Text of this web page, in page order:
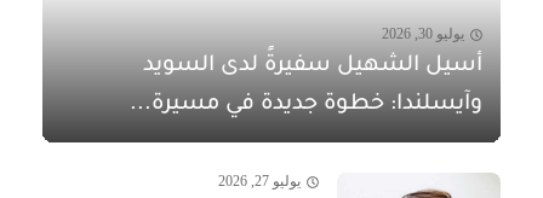
يوليو 30, 2026
أسيل الشهيل سفيرةً لدى السويد
وآيسلندا: خطوة جديدة في مسيرة...
يوليو 27, 2026